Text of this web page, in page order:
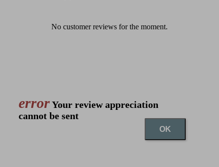
No customer reviews for the moment.
errorYour review appreciation
cannot be sent
OK